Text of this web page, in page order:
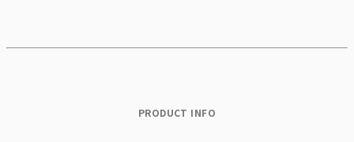
PRODUCT INFO